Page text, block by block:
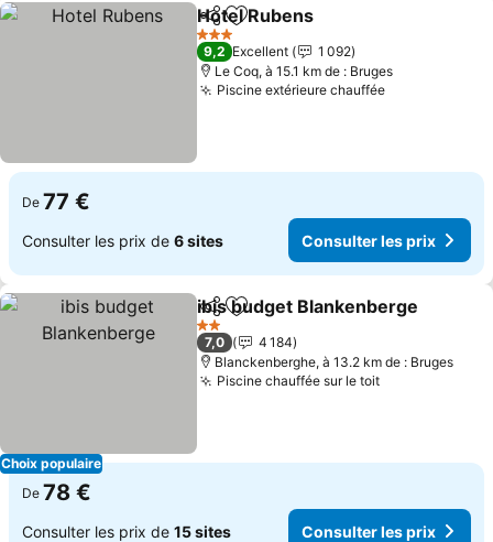
PartagerAjouter à mes favoris
Hotel Rubens
3 Étoiles
9,2 Excellent
1 092
Le Coq, à 15.1 km de : Bruges
Piscine extérieure chaufféeConsulter
De 77 €
Consulter les prix de 6 sites Consulter les prix
Choix populaire
PartagerAjouter à mes favoris
ibis budget Blankenberge
2 Étoiles
7,0
4 184
Blanckenberghe, à 13.2 km de : Bruges
Piscine chauffée sur le toitConsulter
De 78 €
Consulter les prix de 15 sites Consulter les prix